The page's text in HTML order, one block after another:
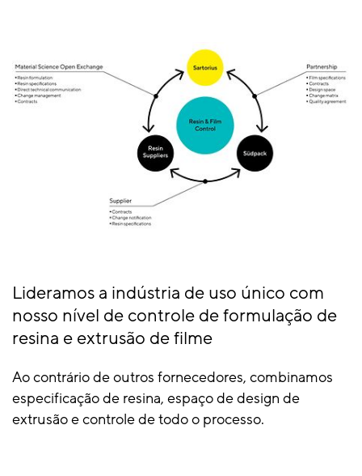
Lideramos a indústria de uso único com
nosso nível de controle de formulação de
resina e extrusão de filme
Ao contrário de outros fornecedores, combinamos
especificação de resina, espaço de design de
extrusão e controle de todo o processo.